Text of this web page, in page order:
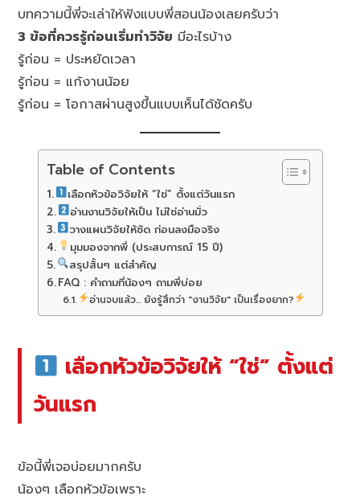
บทความนี้พี่จะเล่าให้ฟังแบบพี่สอนน้องเลยครับว่า
3 ข้อที่ควรรู้ก่อนเริ่มทำวิจัย มีอะไรบ้าง
รู้ก่อน = ประหยัดเวลา
รู้ก่อน = แก้งานน้อย
รู้ก่อน = โอกาสผ่านสูงขึ้นแบบเห็นได้ชัดครับ
Table of Contents
เลือกหัวข้อวิจัยให้ “ใช่” ตั้งแต่วันแรก
อ่านงานวิจัยให้เป็น ไม่ใช่อ่านมั่ว
วางแผนวิจัยให้ชัด ก่อนลงมือจริง
มุมมองจากพี่ (ประสบการณ์ 15 ปี)
สรุปสั้นๆ แต่สำคัญ
FAQ : คำถามที่น้องๆ ถามพี่บ่อย
อ่านจบแล้ว... ยังรู้สึกว่า "งานวิจัย" เป็นเรื่องยาก?
เลือกหัวข้อวิจัยให้ “ใช่” ตั้งแต่
วันแรก
ข้อนี้พี่เจอบ่อยมากครับ
น้องๆ เลือกหัวข้อเพราะ